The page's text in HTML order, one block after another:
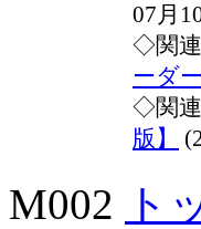
07月
◇関
ーダー
◇関
版】
M002 ト